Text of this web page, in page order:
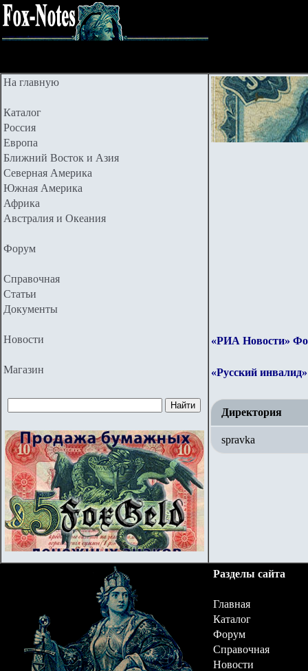
На главную
Каталог
Россия
Европа
Ближний Восток и Азия
Северная Америка
Южная Америка
Африка
Австралия и Океания
Форум
Справочная
Статьи
Документы
Новости
Магазин
«РИА Новости»
«Русский
Директория
spravka
Разделы сайта
Главная
Каталог
Форум
Справочная
Новости